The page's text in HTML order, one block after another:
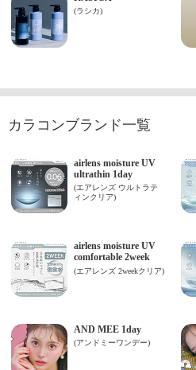
カラコンブランド一覧